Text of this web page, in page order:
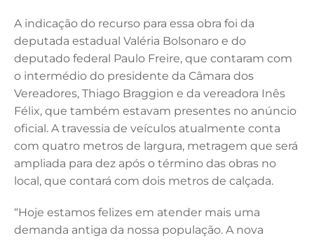
A indicação do recurso para essa obra foi da
deputada estadual Valéria Bolsonaro e do
deputado federal Paulo Freire, que contaram com
o intermédio do presidente da Câmara dos
Vereadores, Thiago Braggion e da vereadora Inês
Félix, que também estavam presentes no anúncio
oficial. A travessia de veículos atualmente conta
com quatro metros de largura, metragem que será
ampliada para dez após o término das obras no
local, que contará com dois metros de calçada.
“Hoje estamos felizes em atender mais uma
demanda antiga da nossa população. A nova